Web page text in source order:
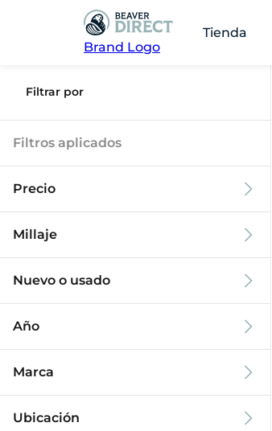
Brand Logo
Tienda
Filtrar por
Filtros aplicados
Precio
Millaje
Nuevo o usado
Año
Marca
Ubicación